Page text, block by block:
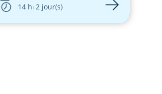
14 h⏐ 2 jour(s)